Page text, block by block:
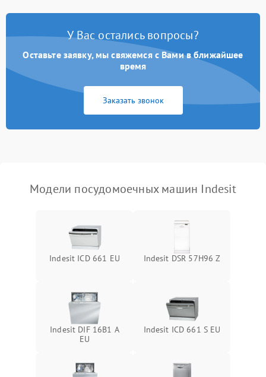
Проблемы с набором
Не работает сушилка 2100 ₽ Подробнее →
Сбои в работе таймера 1700 ₽
У Вас остались вопросы?
Оставьте заявку, мы свяжемся с Вами в ближайшее
время
Заказать звонок
Модели посудомоечных машин Indesit
Indesit ICD 661 EU Indesit DSR 57H96 Z
Indesit DIF 16B1 A
EU
Indesit ICD 661 S EU